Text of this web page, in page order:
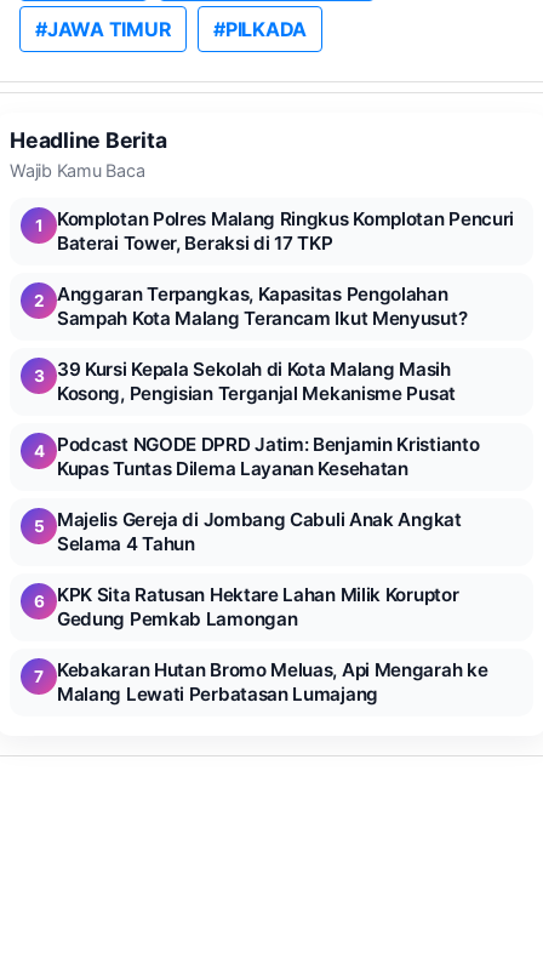
#JAWA TIMUR #PILKADA
Headline Berita
Wajib Kamu Baca
1
Komplotan Polres Malang Ringkus Komplotan Pencuri
Baterai Tower, Beraksi di 17 TKP
2
Anggaran Terpangkas, Kapasitas Pengolahan
Sampah Kota Malang Terancam Ikut Menyusut?
3
39 Kursi Kepala Sekolah di Kota Malang Masih
Kosong, Pengisian Terganjal Mekanisme Pusat
4
Podcast NGODE DPRD Jatim: Benjamin Kristianto
Kupas Tuntas Dilema Layanan Kesehatan
5
Majelis Gereja di Jombang Cabuli Anak Angkat
Selama 4 Tahun
6
KPK Sita Ratusan Hektare Lahan Milik Koruptor
Gedung Pemkab Lamongan
7
Kebakaran Hutan Bromo Meluas, Api Mengarah ke
Malang Lewati Perbatasan Lumajang